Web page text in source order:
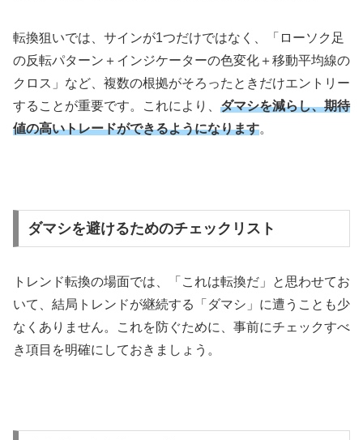
転換狙いでは、サインが1つだけではなく、「ローソク足
の反転パターン＋インジケーターの色変化＋移動平均線の
クロス」など、複数の根拠がそろったときだけエントリー
することが重要です。これにより、 ダマシを減らし、期待
値の高いトレードができるようになります。
ダマシを避けるためのチェックリスト
トレンド転換の場面では、「これは転換だ」と思わせてお
いて、結局トレンドが継続する「ダマシ」に遭うことも少
なくありません。これを防ぐために、事前にチェックすべ
き項目を明確にしておきましょう。